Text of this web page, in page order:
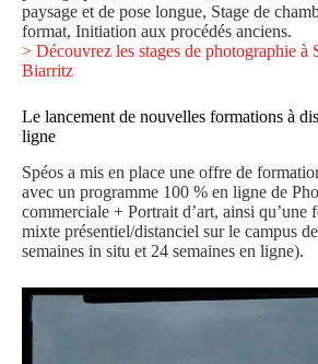
paysage et de pose longue, Stage de
format, Initiation aux procédés anciens.
> Découvrez les stages de photographie à
Biarritz
Le lancement de nouvelles formations à
ligne
Spéos a mis en place une offre de
avec un programme 100 % en ligne de
commerciale + Portrait d’art, ainsi qu’une
mixte présentiel/distanciel sur le campus
semaines in situ et 24 semaines en ligne).